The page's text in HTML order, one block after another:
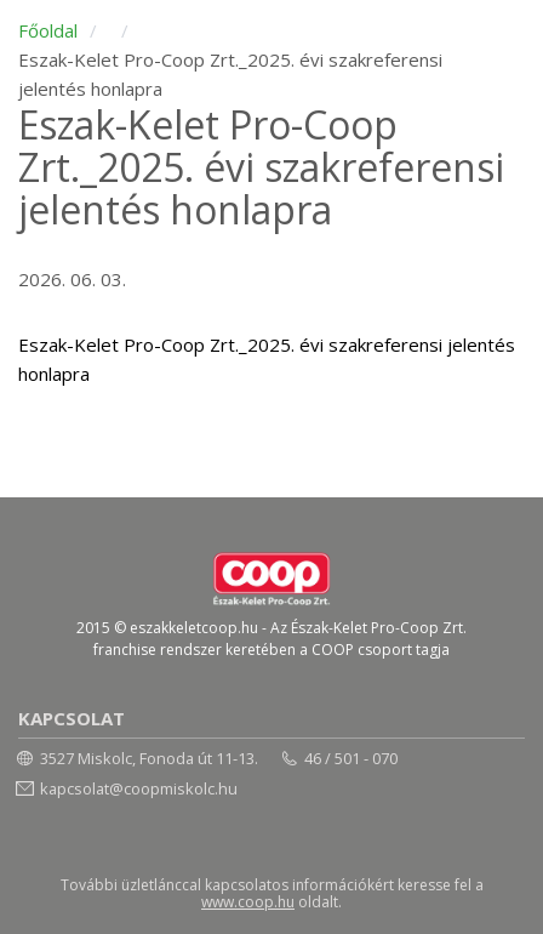
Főoldal
Eszak-Kelet Pro-Coop Zrt._2025. évi szakreferensi
jelentés honlapra
Eszak-Kelet Pro-Coop
Zrt._2025. évi szakreferensi
jelentés honlapra
2026. 06. 03.
Eszak-Kelet Pro-Coop Zrt._2025. évi szakreferensi jelentés
honlapra
2015 © eszakkeletcoop.hu - Az Észak-Kelet Pro-Coop Zrt.
franchise rendszer keretében a COOP csoport tagja
KAPCSOLAT
3527 Miskolc, Fonoda út 11-13.
46 / 501 - 070
kapcsolat@coopmiskolc.hu
További üzletlánccal kapcsolatos információkért keresse fel a
www.coop.hu oldalt.